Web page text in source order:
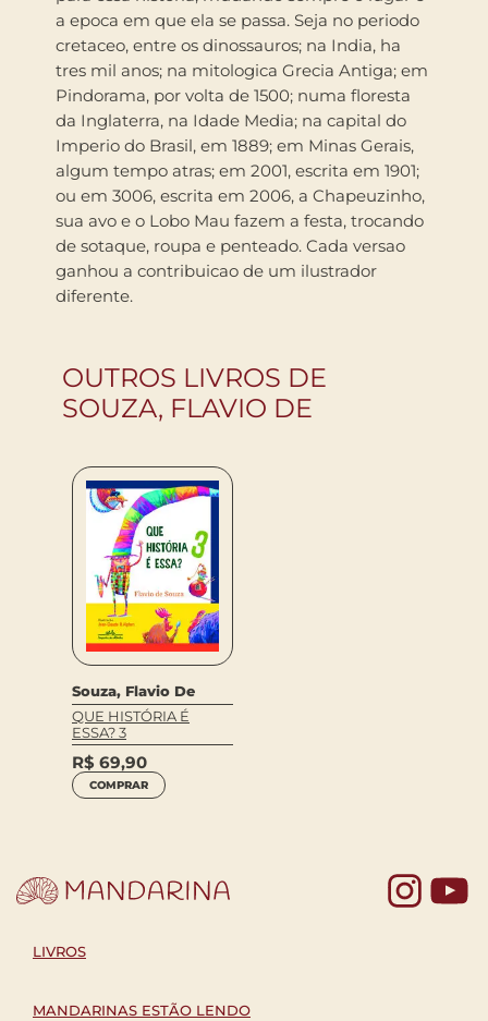
a epoca em que ela se passa. Seja no periodo
cretaceo, entre os dinossauros; na India, ha
tres mil anos; na mitologica Grecia Antiga; em
Pindorama, por volta de 1500; numa floresta
da Inglaterra, na Idade Media; na capital do
Imperio do Brasil, em 1889; em Minas Gerais,
algum tempo atras; em 2001, escrita em 1901;
ou em 3006, escrita em 2006, a Chapeuzinho,
sua avo e o Lobo Mau fazem a festa, trocando
de sotaque, roupa e penteado. Cada versao
ganhou a contribuicao de um ilustrador
diferente.
OUTROS LIVROS DE
SOUZA, FLAVIO DE
Souza, Flavio De
QUE HISTÓRIA É
ESSA? 3
R$ 69,90
COMPRAR
LIVROS
MANDARINAS ESTÃO LENDO